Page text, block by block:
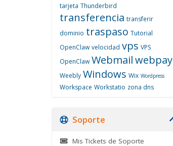
tarjeta Thunderbird
transferencia transferir
dominio traspaso Tutorial
OpenClaw velocidad vps VPS
OpenClaw Webmailwebpay
Weebly Windows Wix Wordpress
Workspace Workstatio zona dns
Soporte
Mis Tickets de Soporte